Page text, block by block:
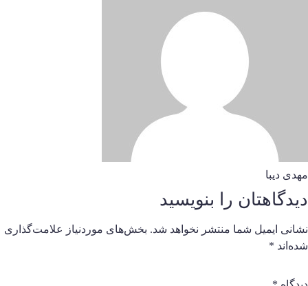
دیبا
را بنویسید
ایمیل شما منتشر نخواهد شد. بخش‌های موردنیاز علامت‌گذاری
*